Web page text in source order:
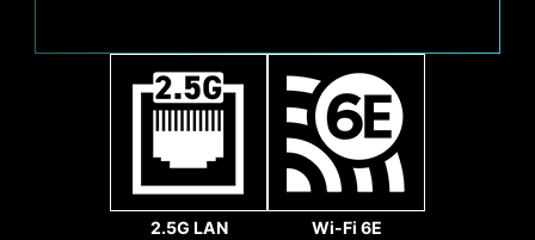
Sys Fan
2.5G LAN Wi-Fi 6E
前置 USB TYPE-C
MSI GAMING 主板支援前置 USB Type-C介面，使
遊戲玩家可以連接最新的 USB 裝置。
並可配合 MSI 機殼一起建構系統主機，可獲得最便